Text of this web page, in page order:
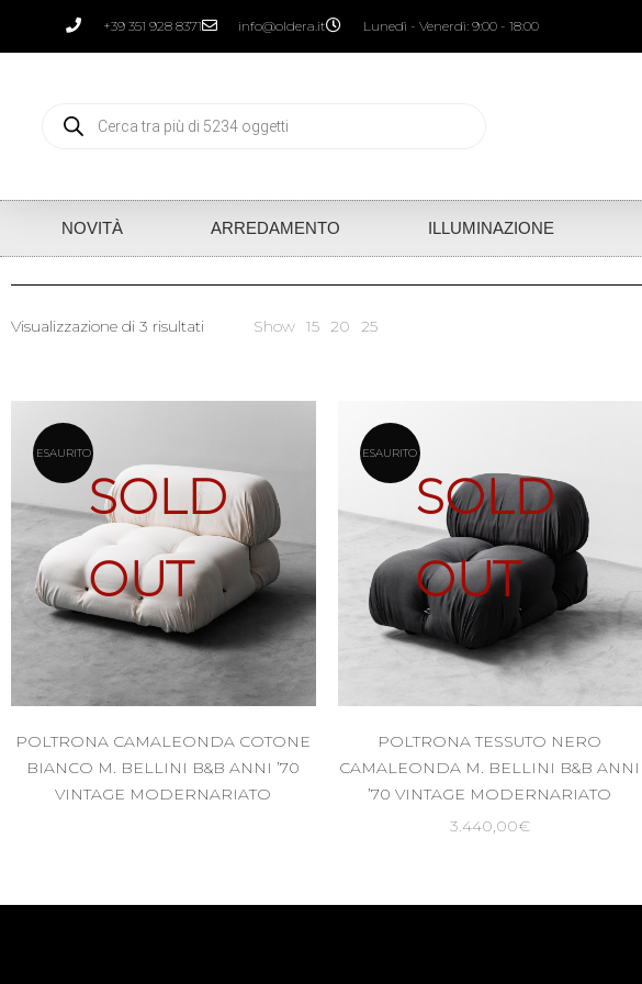
+39 351 928 8371 info@oldera.it Lunedì - Venerdì: 9:00 - 18:00
NOVITÀ ARREDAMENTO ILLUMINAZIONE
Visualizzazione di 3 risultati Show 15 20 25
SOLD
OUT
ESAURITO
POLTRONA CAMALEONDA COTONE
BIANCO M. BELLINI B&B ANNI ’70
VINTAGE MODERNARIATO
SOLD
OUT
ESAURITO
POLTRONA TESSUTO NERO
CAMALEONDA M. BELLINI B&B ANNI
’70 VINTAGE MODERNARIATO
3.440,00€